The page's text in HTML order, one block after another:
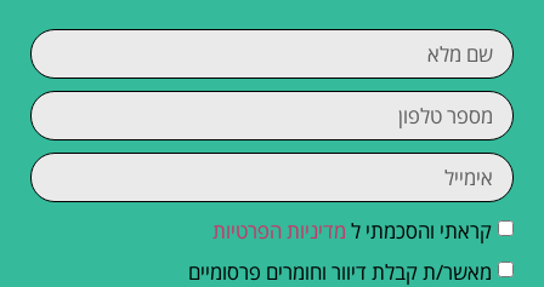
קראתי והסכמתי ל מדיניות הפרטיות
מאשר/ת קבלת דיוור וחומרים פרסומיים